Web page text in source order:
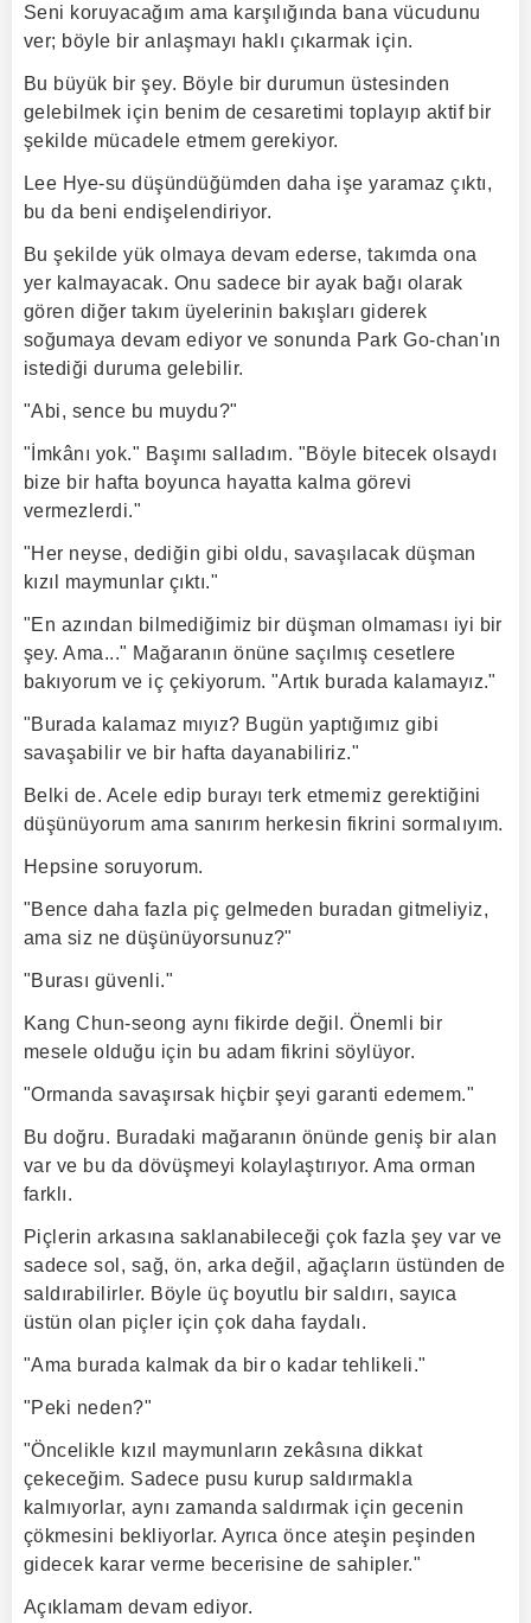
Seni koruyacağım ama karşılığında bana vücudunu
ver; böyle bir anlaşmayı haklı çıkarmak için.
Bu büyük bir şey. Böyle bir durumun üstesinden
gelebilmek için benim de cesaretimi toplayıp aktif bir
şekilde mücadele etmem gerekiyor.
Lee Hye-su düşündüğümden daha işe yaramaz çıktı,
bu da beni endişelendiriyor.
Bu şekilde yük olmaya devam ederse, takımda ona
yer kalmayacak. Onu sadece bir ayak bağı olarak
gören diğer takım üyelerinin bakışları giderek
soğumaya devam ediyor ve sonunda Park Go-chan'ın
istediği duruma gelebilir.
"Abi, sence bu muydu?"
"İmkânı yok." Başımı salladım. "Böyle bitecek olsaydı
bize bir hafta boyunca hayatta kalma görevi
vermezlerdi."
"Her neyse, dediğin gibi oldu, savaşılacak düşman
kızıl maymunlar çıktı."
"En azından bilmediğimiz bir düşman olmaması iyi bir
şey. Ama..." Mağaranın önüne saçılmış cesetlere
bakıyorum ve iç çekiyorum. "Artık burada kalamayız."
"Burada kalamaz mıyız? Bugün yaptığımız gibi
savaşabilir ve bir hafta dayanabiliriz."
Belki de. Acele edip burayı terk etmemiz gerektiğini
düşünüyorum ama sanırım herkesin fikrini sormalıyım.
Hepsine soruyorum.
"Bence daha fazla piç gelmeden buradan gitmeliyiz,
ama siz ne düşünüyorsunuz?"
"Burası güvenli."
Kang Chun-seong aynı fikirde değil. Önemli bir
mesele olduğu için bu adam fikrini söylüyor.
"Ormanda savaşırsak hiçbir şeyi garanti edemem."
Bu doğru. Buradaki mağaranın önünde geniş bir alan
var ve bu da dövüşmeyi kolaylaştırıyor. Ama orman
farklı.
Piçlerin arkasına saklanabileceği çok fazla şey var ve
sadece sol, sağ, ön, arka değil, ağaçların üstünden de
saldırabilirler. Böyle üç boyutlu bir saldırı, sayıca
üstün olan piçler için çok daha faydalı.
"Ama burada kalmak da bir o kadar tehlikeli."
"Peki neden?"
"Öncelikle kızıl maymunların zekâsına dikkat
çekeceğim. Sadece pusu kurup saldırmakla
kalmıyorlar, aynı zamanda saldırmak için gecenin
çökmesini bekliyorlar. Ayrıca önce ateşin peşinden
gidecek karar verme becerisine de sahipler."
Açıklamam devam ediyor.